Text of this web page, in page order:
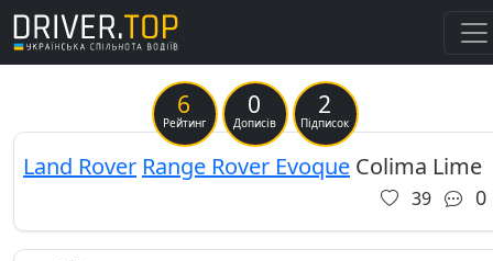
6
Рейтинг
0
Дописів
2
Підписок
Previous
Land Rover Range Rover Evoque Colima Lime
39 0